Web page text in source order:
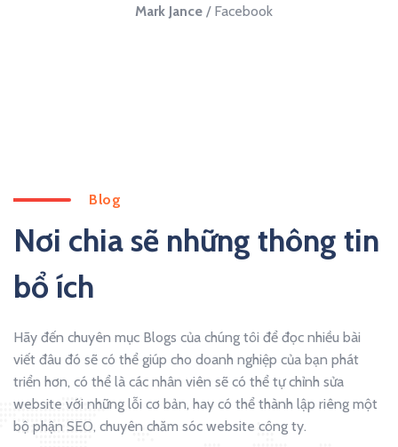
Mark Jance / Facebook
Blog
Nơi chia sẽ những thông tin
bổ ích
Hãy đến chuyên mục Blogs của chúng tôi để đọc nhiều bài
viết đâu đó sẽ có thể giúp cho doanh nghiệp của bạn phát
triển hơn, có thể là các nhân viên sẽ có thể tự chỉnh sửa
website với những lỗi cơ bản, hay có thể thành lập riêng một
bộ phận SEO, chuyên chăm sóc website công ty.